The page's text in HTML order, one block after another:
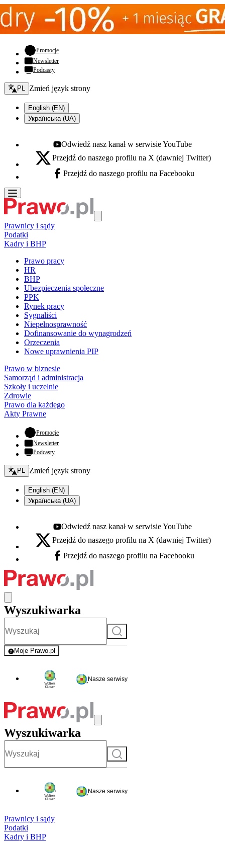
Promocje- otwiera się w nowej karcie
Newsletter
Podcasty
Zmień język - bieżący:
PL Zmień język strony
English (EN)
Українська (UA)
Youtube - otwiera się w nowej karcie
Odwiedź nasz kanał w serwisie YouTube
X - otwiera się w nowej karcie
Przejdź do naszego profilu na X (dawniej Twitter)
Facebook - otwiera się w nowej karcie
Przejdź do naszego profilu na Facebooku
Prawnicy i sądy
Podatki
Kadry i BHP
Prawo pracy
HR
BHP
Ubezpieczenia społeczne
PPK
Rynek pracy
Sygnaliści
Niepełnosprawność
Dofinansowanie do wynagrodzeń
Orzeczenia
Nowe uprawnienia PIP
Prawo w biznesie
Samorząd i administracja
Szkoły i uczelnie
Zdrowie
Prawo dla każdego
Akty Prawne
Promocje- otwiera się w nowej karcie
Newsletter
Podcasty
Zmień język - bieżący:
PL Zmień język strony
English (EN)
Українська (UA)
Youtube - otwiera się w nowej karcie
Odwiedź nasz kanał w serwisie YouTube
X - otwiera się w nowej karcie
Przejdź do naszego profilu na X (dawniej Twitter)
Facebook - otwiera się w nowej karcie
Przejdź do naszego profilu na Facebooku
Wyszukiwarka
Szukaj
Moje Prawo.pl
- rejestracja i logowanie do serwisu
Nasze serwisy
Wyszukiwarka
Szukaj
Nasze serwisy
Prawnicy i sądy
Podatki
Kadry i BHP